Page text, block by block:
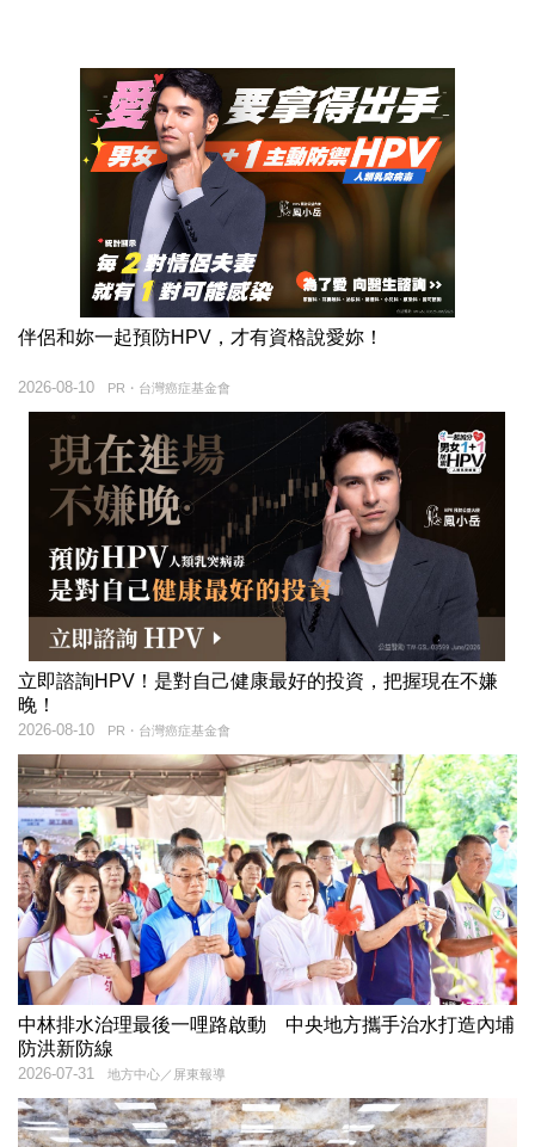
伴侶和妳一起預防HPV，才有資格說愛妳！
PR・台灣癌症基金會
2026-08-10
立即諮詢HPV！是對自己健康最好的投資，把握現在不嫌
晚！
PR・台灣癌症基金會
2026-08-10
中林排水治理最後一哩路啟動 中央地方攜手治水打造內埔
防洪新防線
地方中心／屏東報導
2026-07-31